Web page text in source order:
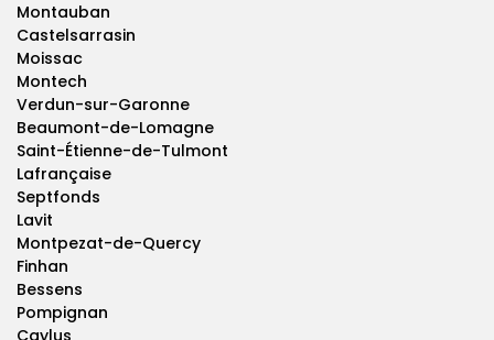
Montauban
Castelsarrasin
Moissac
Montech
Verdun-sur-Garonne
Beaumont-de-Lomagne
Saint-Étienne-de-Tulmont
Lafrançaise
Septfonds
Lavit
Montpezat-de-Quercy
Finhan
Bessens
Pompignan